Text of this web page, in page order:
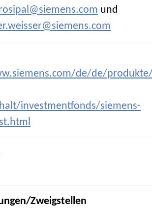
und
de/de/
investmentfonds/siemens-
Zweigstellen